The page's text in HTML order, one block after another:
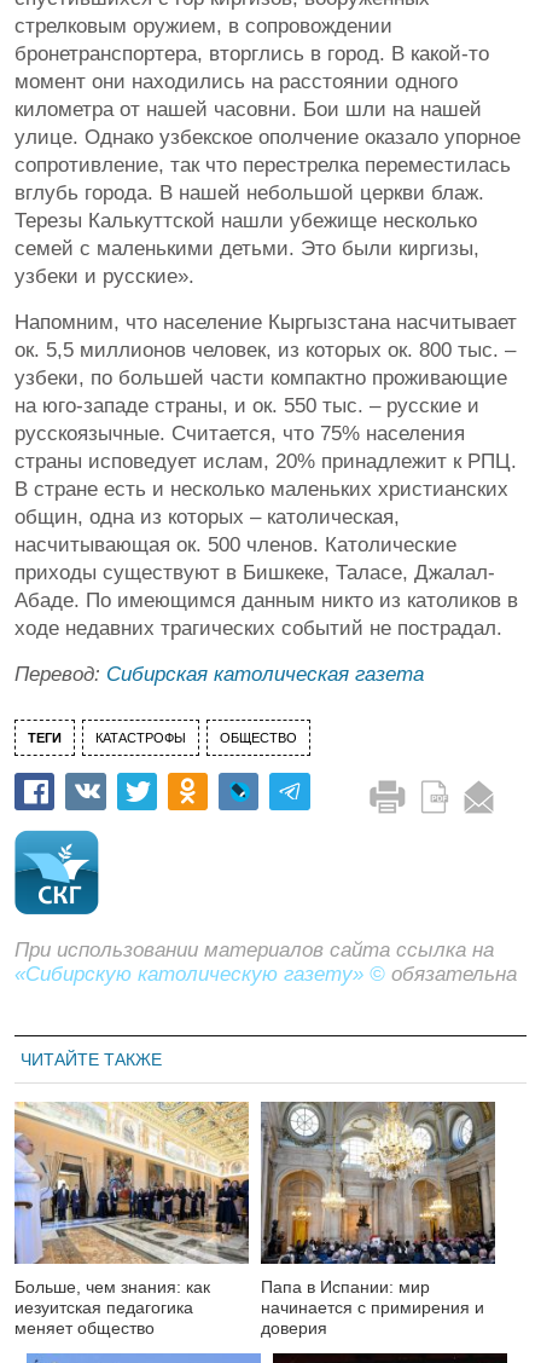
стрелковым оружием, в сопровождении
бронетранспортера, вторглись в город. В какой-то
момент они находились на расстоянии одного
километра от нашей часовни. Бои шли на нашей
улице. Однако узбекское ополчение оказало упорное
сопротивление, так что перестрелка переместилась
вглубь города. В нашей небольшой церкви блаж.
Терезы Калькуттской нашли убежище несколько
семей с маленькими детьми. Это были киргизы,
узбеки и русские».
Напомним, что население Кыргызстана насчитывает
ок. 5,5 миллионов человек, из которых ок. 800 тыс. –
узбеки, по большей части компактно проживающие
на юго-западе страны, и ок. 550 тыс. – русские и
русскоязычные. Считается, что 75% населения
страны исповедует ислам, 20% принадлежит к РПЦ.
В стране есть и несколько маленьких христианских
общин, одна из которых – католическая,
насчитывающая ок. 500 членов. Католические
приходы существуют в Бишкеке, Таласе, Джалал-
Абаде. По имеющимся данным никто из католиков в
ходе недавних трагических событий не пострадал.
Перевод: Сибирская католическая газета
ТЕГИ КАТАСТРОФЫ ОБЩЕСТВО
При использовании материалов сайта ссылка на
«Сибирскую католическую газету» © обязательна
ЧИТАЙТЕ ТАКЖЕ
Больше, чем знания: как
иезуитская педагогика
меняет общество
Папа в Испании: мир
начинается с примирения и
доверия